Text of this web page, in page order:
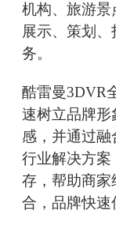
机构、旅游景
展示、策划
务。
酷雷曼3DVR
速树立品牌
感，并通过
行业解决方案
存，帮助商
合，品牌快速